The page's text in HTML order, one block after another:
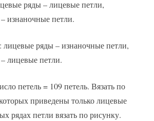
ряды – лицевые петли,
изнаночные петли.
лицевые ряды – изнаночные петли,
лицевые петли.
петель = 109 петель. Вязать по
приведены только лицевые
рядах петли вязать по рисунку.